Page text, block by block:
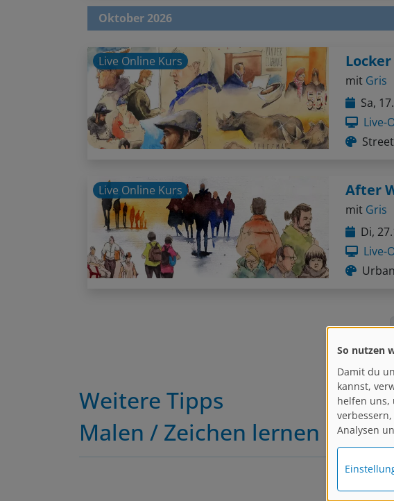
Oktober 2026
Live Online Kurs
mit Gris
Sa,
Live-
Live Online Kurs After
mit Gris
Di,
Live-
Weitere Tipps
Malen / Zeichen lernen
Damit du
kannst,
helfen uns,
Analysen